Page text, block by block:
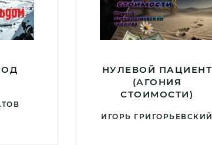
НУЛЕВОЙ ПАЦИЕНТ
(АГОНИЯ
СТОИМОСТИ)
ИГОРЬ ГРИГОРЬЕВСКИЙ